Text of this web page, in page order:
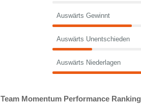
Auswärts Gewinnt
Auswärts Unentschieden
Auswärts Niederlagen
Team Momentum Performance Ranking